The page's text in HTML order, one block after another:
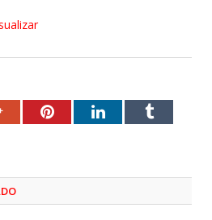
Google+PinterestLinkedInTumblr